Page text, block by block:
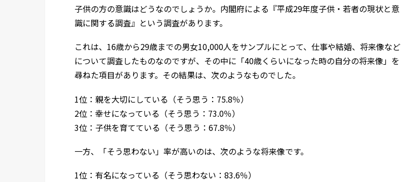
子供の方の意識はどうなのでしょうか。内閣府による『平成29年度子供・若者の現状と意
識に関する調査』という調査があります。
これは、16歳から29歳までの男女10,000人をサンプルにとって、仕事や結婚、将来像など
について調査したものなのですが、その中に「40歳くらいになった時の自分の将来像」を
尋ねた項目があります。その結果は、次のようなものでした。
1位：親を大切にしている（そう思う：75.8％）
2位：幸せになっている（そう思う：73.0％）
3位：子供を育てている（そう思う：67.8％）
一方、「そう思わない」率が高いのは、次のような将来像です。
1位：有名になっている（そう思わない：83.6％）